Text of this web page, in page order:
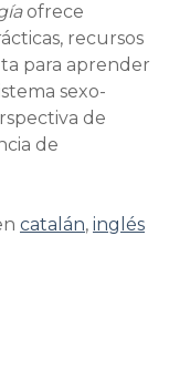
ofrece
recursos
para aprender
sexo-
de
de
catalán, inglés